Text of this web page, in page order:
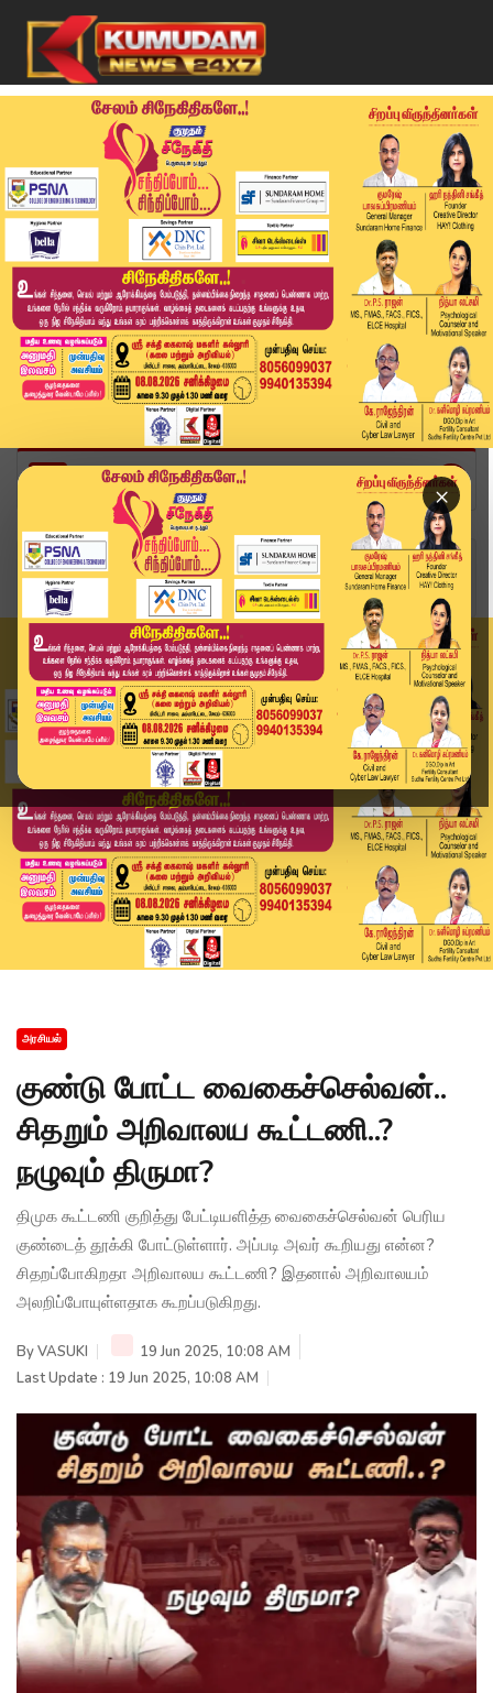
×
Home
அரசியல்
குண்டு போட்ட வைகைச்செல்வன்.. சிதறும் அறிவாலய கூ...
அரசியல்
குண்டு போட்ட வைகைச்செல்வன்..
சிதறும் அறிவாலய கூட்டணி..?
நழுவும் திருமா?
திமுக கூட்டணி குறித்து பேட்டியளித்த வைகைச்செல்வன் பெரிய
குண்டைத் தூக்கி போட்டுள்ளார். அப்படி அவர் கூறியது என்ன?
சிதறப்போகிறதா அறிவாலய கூட்டணி? இதனால் அறிவாலயம்
அலறிப்போயுள்ளதாக கூறப்படுகிறது.
ByVASUKI
19 Jun 2025, 10:08 AM
Last Update : 19 Jun 2025, 10:08 AM